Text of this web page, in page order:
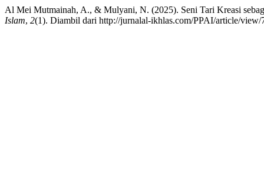
Al Mei Mutmainah, A., & Mulyani, N. (2025). Seni Tari Kreasi
Islam, 2(1). Diambil dari http://jurnalal-ikhlas.com/PPAI/article/view/